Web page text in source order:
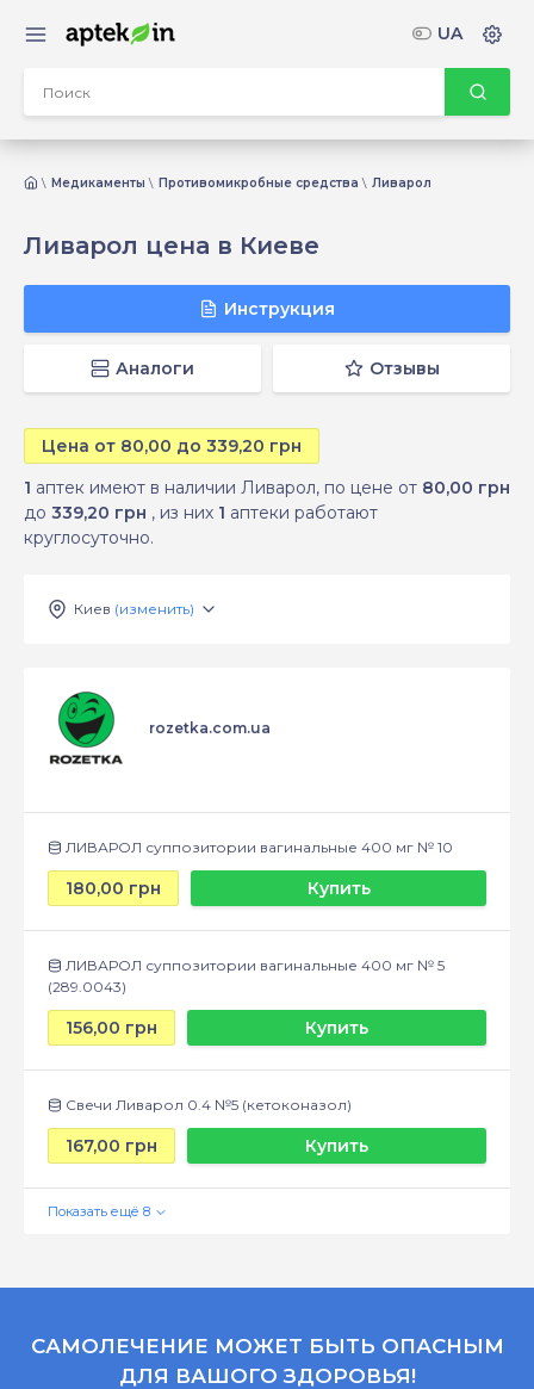
Медикаменты Противомикробные средства Ливарол
Ливарол цена в Киеве
Инструкция
Аналоги Отзывы
Цена от 80,00 до 339,20 грн
1 аптек имеют в наличии Ливарол, по цене от 80,00 грн
до 339,20 грн , из них 1 аптеки работают
круглосуточно.
Киев (изменить)
rozetka.com.ua
ЛИВАРОЛ суппозитории вагинальные 400 мг № 10
180,00 грн Купить
ЛИВАРОЛ суппозитории вагинальные 400 мг № 5
(289.0043)
156,00 грн Купить
Свечи Ливарол 0.4 №5 (кетоконазол)
167,00 грн Купить
UA
САМОЛЕЧЕНИЕ МОЖЕТ БЫТЬ ОПАСНЫМ
ДЛЯ ВАШОГО ЗДОРОВЬЯ!